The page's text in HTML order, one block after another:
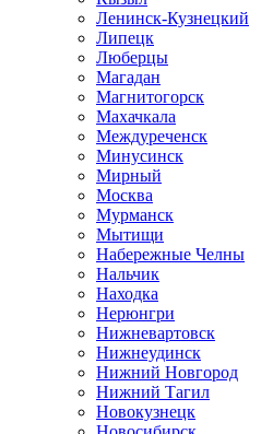
Ленинск-Кузнецкий
Липецк
Люберцы
Магадан
Магнитогорск
Махачкала
Междуреченск
Минусинск
Мирный
Москва
Мурманск
Мытищи
Набережные Челны
Нальчик
Находка
Нерюнгри
Нижневартовск
Нижнеудинск
Нижний Новгород
Нижний Тагил
Новокузнецк